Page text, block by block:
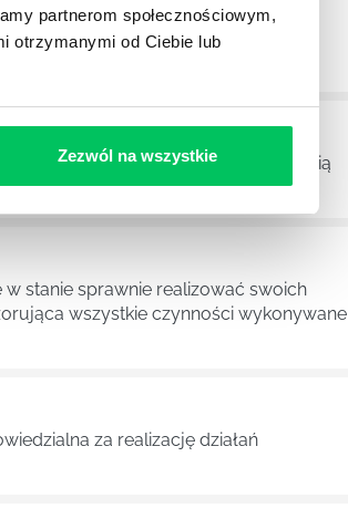
partnerom społecznościowym,
otrzymanymi od Ciebie lub
Zezwól na wszystkie
wszystkich związanych z
a ich praca stanowi
projektów biznesowych. Z pewnością
stanie sprawnie realizować swoich
wszystkie czynności wykonywane
za realizację działań